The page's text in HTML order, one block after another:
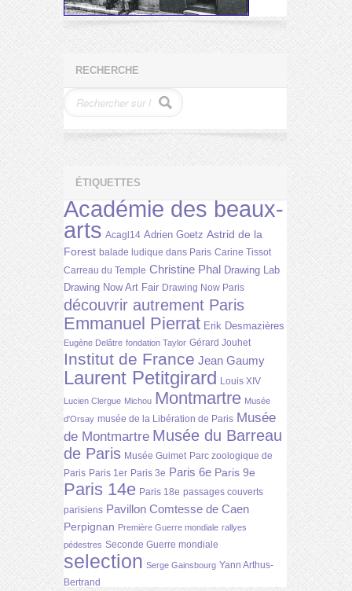
RECHERCHE
ÉTIQUETTES
Académie des beaux-
arts Acagl14 Adrien Goetz Astrid de la
Forest balade ludique dans Paris Carine Tissot
Carreau du Temple Christine Phal Drawing Lab
Drawing Now Art Fair Drawing Now Paris
découvrir autrement Paris
Emmanuel Pierrat Erik Desmazières
Eugène Delâtre fondation Taylor Gérard Jouhet
Institut de France Jean Gaumy
Laurent Petitgirard Louis XIV
Lucien Clergue Michou Montmartre Musée
d'Orsay musée de la Libération de Paris Musée
de Montmartre Musée du Barreau
de Paris Musée Guimet Parc zoologique de
Paris Paris 1er Paris 3e Paris 6e Paris 9e
Paris 14e Paris 18e passages couverts
parisiens Pavillon Comtesse de Caen
Perpignan Première Guerre mondiale rallyes
pédestres Seconde Guerre mondiale
selection Serge Gainsbourg Yann Arthus-
Bertrand